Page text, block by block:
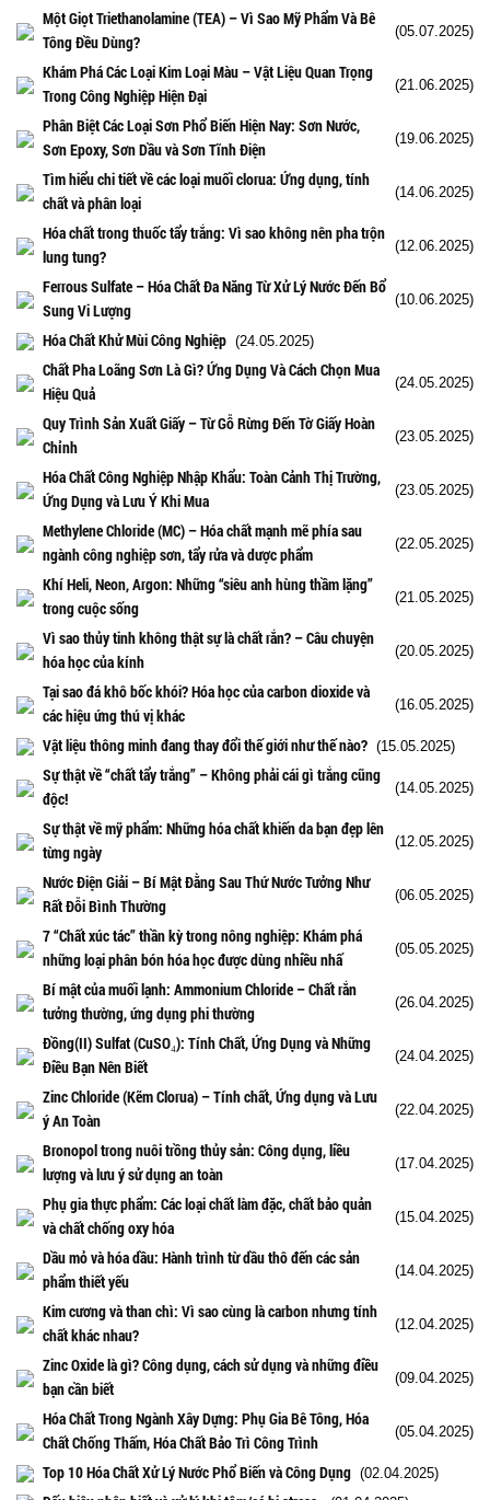
Một Giọt Triethanolamine (TEA) – Vì Sao Mỹ Phẩm Và Bê
Tông Đều Dùng?
(05.07.2025)
Khám Phá Các Loại Kim Loại Màu – Vật Liệu Quan Trọng
Trong Công Nghiệp Hiện Đại
(21.06.2025)
Phân Biệt Các Loại Sơn Phổ Biến Hiện Nay: Sơn Nước,
Sơn Epoxy, Sơn Dầu và Sơn Tĩnh Điện
(19.06.2025)
Tìm hiểu chi tiết về các loại muối clorua: Ứng dụng, tính
chất và phân loại
(14.06.2025)
Hóa chất trong thuốc tẩy trắng: Vì sao không nên pha trộn
lung tung?
(12.06.2025)
Ferrous Sulfate – Hóa Chất Đa Năng Từ Xử Lý Nước Đến Bổ
Sung Vi Lượng
(10.06.2025)
Hóa Chất Khử Mùi Công Nghiệp (24.05.2025)
Chất Pha Loãng Sơn Là Gì? Ứng Dụng Và Cách Chọn Mua
Hiệu Quả
(24.05.2025)
Quy Trình Sản Xuất Giấy – Từ Gỗ Rừng Đến Tờ Giấy Hoàn
Chỉnh
(23.05.2025)
Hóa Chất Công Nghiệp Nhập Khẩu: Toàn Cảnh Thị Trường,
Ứng Dụng và Lưu Ý Khi Mua
(23.05.2025)
Methylene Chloride (MC) – Hóa chất mạnh mẽ phía sau
ngành công nghiệp sơn, tẩy rửa và dược phẩm
(22.05.2025)
Khí Heli, Neon, Argon: Những “siêu anh hùng thầm lặng”
trong cuộc sống
(21.05.2025)
Vì sao thủy tinh không thật sự là chất rắn? – Câu chuyện
hóa học của kính
(20.05.2025)
Tại sao đá khô bốc khói? Hóa học của carbon dioxide và
các hiệu ứng thú vị khác
(16.05.2025)
Vật liệu thông minh đang thay đổi thế giới như thế nào? (15.05.2025)
Sự thật về “chất tẩy trắng” – Không phải cái gì trắng cũng
độc!
(14.05.2025)
Sự thật về mỹ phẩm: Những hóa chất khiến da bạn đẹp lên
từng ngày
(12.05.2025)
Nước Điện Giải – Bí Mật Đằng Sau Thứ Nước Tưởng Như
Rất Đỗi Bình Thường
(06.05.2025)
7 “Chất xúc tác” thần kỳ trong nông nghiệp: Khám phá
những loại phân bón hóa học được dùng nhiều nhấ
(05.05.2025)
Bí mật của muối lạnh: Ammonium Chloride – Chất rắn
tưởng thường, ứng dụng phi thường
(26.04.2025)
Đồng(II) Sulfat (CuSO₄): Tính Chất, Ứng Dụng và Những
Điều Bạn Nên Biết
(24.04.2025)
Zinc Chloride (Kẽm Clorua) – Tính chất, Ứng dụng và Lưu
ý An Toàn
(22.04.2025)
Bronopol trong nuôi trồng thủy sản: Công dụng, liều
lượng và lưu ý sử dụng an toàn
(17.04.2025)
Phụ gia thực phẩm: Các loại chất làm đặc, chất bảo quản
và chất chống oxy hóa
(15.04.2025)
Dầu mỏ và hóa dầu: Hành trình từ dầu thô đến các sản
phẩm thiết yếu
(14.04.2025)
Kim cương và than chì: Vì sao cùng là carbon nhưng tính
chất khác nhau?
(12.04.2025)
Zinc Oxide là gì? Công dụng, cách sử dụng và những điều
bạn cần biết
(09.04.2025)
Hóa Chất Trong Ngành Xây Dựng: Phụ Gia Bê Tông, Hóa
Chất Chống Thấm, Hóa Chất Bảo Trì Công Trình
(05.04.2025)
Top 10 Hóa Chất Xử Lý Nước Phổ Biến và Công Dụng (02.04.2025)